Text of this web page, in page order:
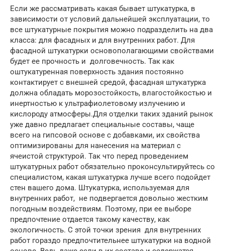
Если же рассматривать какая бывает штукатурка, в
зависимости от условий дальнейшей эксплуатации, то
все штукатурные покрытия можно подразделить на два
класса: для фасадных и для внутренних работ. Для
фасадной штукатурки основополагающими свойствами
будет ее прочность и долговечность. Так как
оштукатуренная поверхность здания постоянно
контактирует с внешней средой, фасадная штукатурка
должна обладать морозостойкость, влагостойкостью и
инертностью к ультрафиолетовому излучению и
кислороду атмосферы.Для отделки таких зданий рынок
уже давно предлагает специальные составы, чаще
всего на гипсовой основе с добавками, их свойства
оптимизированы для нанесения на материал с
ячеистой структурой. Так что перед проведением
штукатурных работ обязательно проконсультируйтесь со
специалистом, какая штукатурка лучше всего подойдет
стен вашего дома. Штукатурка, используемая для
внутренних работ, не подвергается довольно жестким
погодным воздействиям. Поэтому, при ее выборе
предпочтение отдается такому качеству, как
экологичность. С этой точки зрения для внутренних
работ гораздо предпочтительнее штукатурки на водной